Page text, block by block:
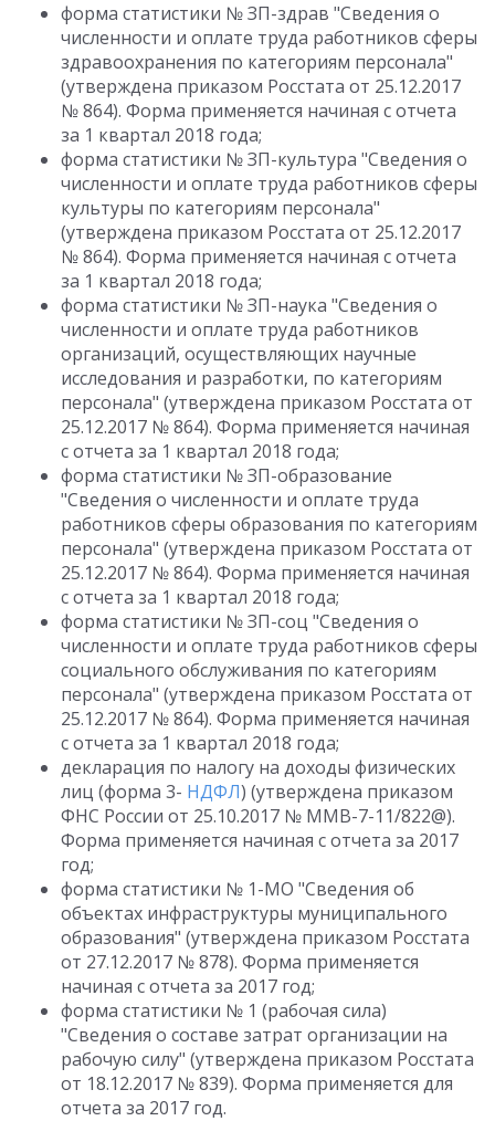
форма статистики № ЗП-здрав "Сведения о
численности и оплате труда работников сферы
здравоохранения по категориям персонала"
(утверждена приказом Росстата от 25.12.2017
№ 864). Форма применяется начиная с отчета
за 1 квартал 2018 года;
форма статистики № ЗП-культура "Сведения о
численности и оплате труда работников сферы
культуры по категориям персонала"
(утверждена приказом Росстата от 25.12.2017
№ 864). Форма применяется начиная с отчета
за 1 квартал 2018 года;
форма статистики № ЗП-наука "Сведения о
численности и оплате труда работников
организаций, осуществляющих научные
исследования и разработки, по категориям
персонала" (утверждена приказом Росстата от
25.12.2017 № 864). Форма применяется начиная
с отчета за 1 квартал 2018 года;
форма статистики № ЗП-образование
"Сведения о численности и оплате труда
работников сферы образования по категориям
персонала" (утверждена приказом Росстата от
25.12.2017 № 864). Форма применяется начиная
с отчета за 1 квартал 2018 года;
форма статистики № ЗП-соц "Сведения о
численности и оплате труда работников сферы
социального обслуживания по категориям
персонала" (утверждена приказом Росстата от
25.12.2017 № 864). Форма применяется начиная
с отчета за 1 квартал 2018 года;
декларация по налогу на доходы физических
лиц (форма 3- НДФЛ) (утверждена приказом
ФНС России от 25.10.2017 № ММВ-7-11/822@).
Форма применяется начиная с отчета за 2017
год;
форма статистики № 1-МО "Сведения об
объектах инфраструктуры муниципального
образования" (утверждена приказом Росстата
от 27.12.2017 № 878). Форма применяется
начиная с отчета за 2017 год;
форма статистики № 1 (рабочая сила)
"Сведения о составе затрат организации на
рабочую силу" (утверждена приказом Росстата
от 18.12.2017 № 839). Форма применяется для
отчета за 2017 год.